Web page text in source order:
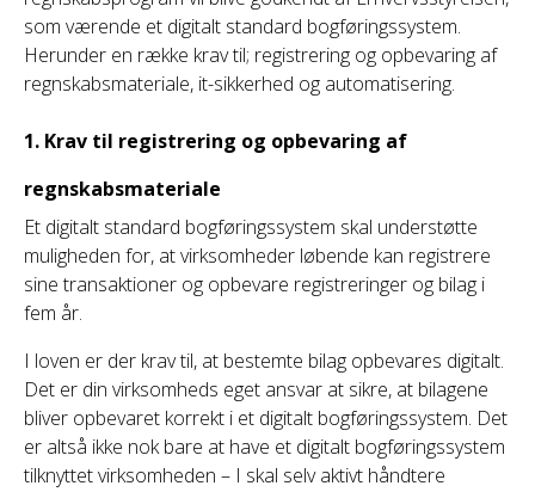
som værende et digitalt standard bogføringssystem.
Herunder en række krav til; registrering og opbevaring af
regnskabsmateriale, it-sikkerhed og automatisering.
1. Krav til registrering og opbevaring af
regnskabsmateriale
Et digitalt standard bogføringssystem skal understøtte
muligheden for, at virksomheder løbende kan registrere
sine transaktioner og opbevare registreringer og bilag i
fem år.
I loven er der krav til, at bestemte bilag opbevares digitalt.
Det er din virksomheds eget ansvar at sikre, at bilagene
bliver opbevaret korrekt i et digitalt bogføringssystem. Det
er altså ikke nok bare at have et digitalt bogføringssystem
tilknyttet virksomheden – I skal selv aktivt håndtere